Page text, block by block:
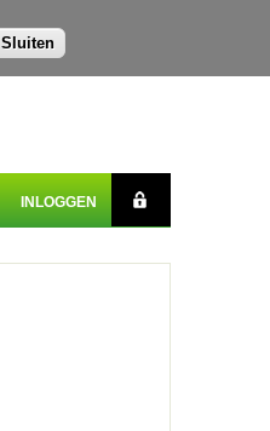
Sluiten
INLOGGEN